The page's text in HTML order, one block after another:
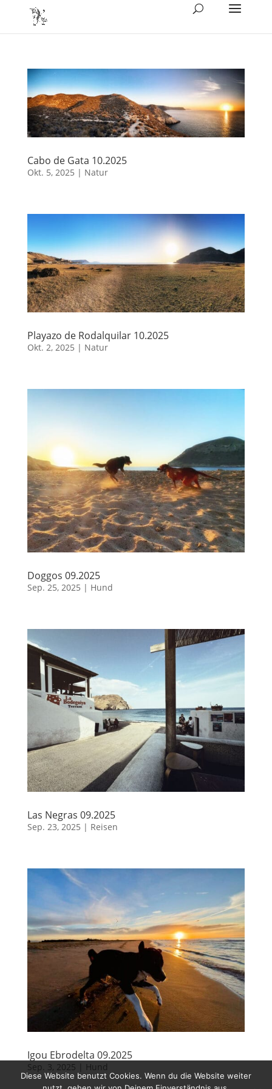
Cabo de Gata 10.2025
Okt. 5, 2025 | Natur
Playazo de Rodalquilar 10.2025
Okt. 2, 2025 | Natur
Doggos 09.2025
Sep. 25, 2025 | Hund
Las Negras 09.2025
Sep. 23, 2025 | Reisen
Igou Ebrodelta 09.2025
Sep. 3, 2025 Hund
Diese Website benutzt Cookies. Wenn du die Website weiter